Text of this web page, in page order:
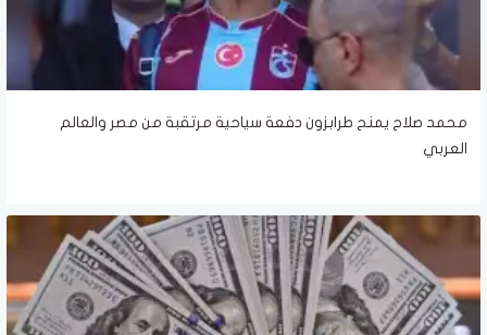
محمد صلاح يمنح طرابزون دفعة سياحية مرتقبة من مصر والعالم
العربي